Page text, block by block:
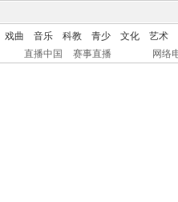
戏曲 音乐 科教 青少 文化
艺术
直播中国 赛事直播 网络